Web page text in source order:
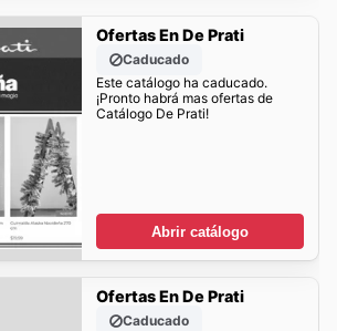
Ofertas En De Prati
Caducado
Este catálogo ha caducado.
¡Pronto habrá mas ofertas de
Catálogo De Prati!
Abrir catálogo
Ofertas En De Prati
Caducado